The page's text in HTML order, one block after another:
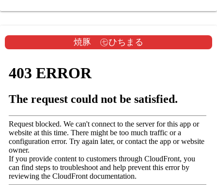
焼豚 ㊆ひちまる